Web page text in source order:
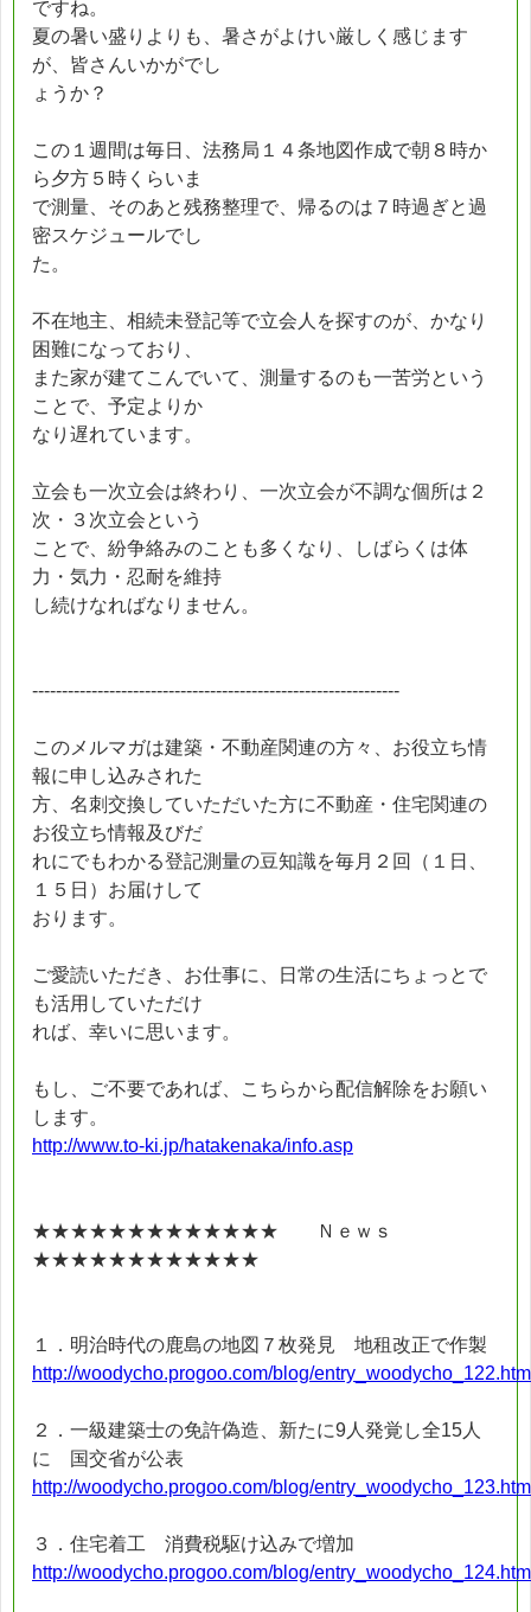
ですね。
夏の暑い盛りよりも、暑さがよけい厳しく感じます
が、皆さんいかがでし
ょうか？
この１週間は毎日、法務局１４条地図作成で朝８時か
ら夕方５時くらいま
で測量、そのあと残務整理で、帰るのは７時過ぎと過
密スケジュールでし
た。
不在地主、相続未登記等で立会人を探すのが、かなり
困難になっており、
また家が建てこんでいて、測量するのも一苦労という
ことで、予定よりか
なり遅れています。
立会も一次立会は終わり、一次立会が不調な個所は２
次・３次立会という
ことで、紛争絡みのことも多くなり、しばらくは体
力・気力・忍耐を維持
し続けなればなりません。
--------------------------------------------------------------
このメルマガは建築・不動産関連の方々、お役立ち情
報に申し込みされた
方、名刺交換していただいた方に不動産・住宅関連の
お役立ち情報及びだ
れにでもわかる登記測量の豆知識を毎月２回（１日、
１５日）お届けして
おります。
ご愛読いただき、お仕事に、日常の生活にちょっとで
も活用していただけ
れば、幸いに思います。
もし、ご不要であれば、こちらから配信解除をお願い
します。
http://www.to-ki.jp/hatakenaka/info.asp
★★★★★★★★★★★★★ Ｎｅｗｓ
★★★★★★★★★★★★
１．明治時代の鹿島の地図７枚発見 地租改正で作製
http://woodycho.progoo.com/blog/
２．一級建築士の免許偽造、新たに9人発覚し全15人
に 国交省が公表
http://woodycho.progoo.com/blog/
３．住宅着工 消費税駆け込みで増加
http://woodycho.progoo.com/blog/